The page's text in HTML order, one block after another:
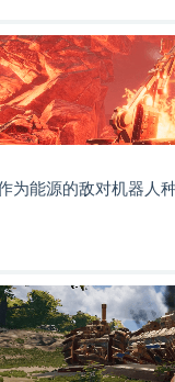
为能源的敌对机器人